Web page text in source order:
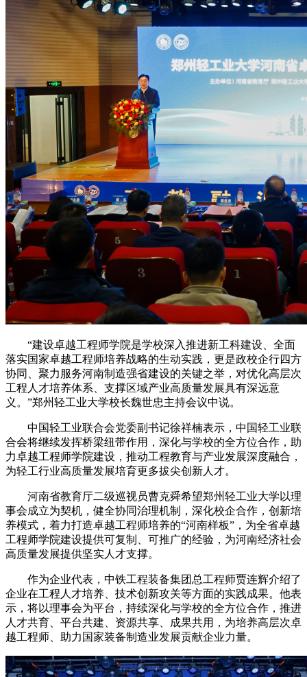
“建设卓越工程师学院是学校深入推进新工科建设、全面
落实国家卓越工程师培养战略的生动实践，更是政校企行四方
协同、聚力服务河南制造强省建设的关键之举，对优化高层次
工程人才培养体系、支撑区域产业高质量发展具有深远意
义。”郑州轻工业大学校长魏世忠主持会议中说。
中国轻工业联合会党委副书记徐祥楠表示，中国轻工业联
合会将继续发挥桥梁纽带作用，深化与学校的全方位合作，助
力卓越工程师学院建设，推动工程教育与产业发展深度融合，
为轻工行业高质量发展培育更多拔尖创新人才。
河南省教育厅二级巡视员曹克舜希望郑州轻工业大学以理
事会成立为契机，健全协同治理机制，深化校企合作，创新培
养模式，着力打造卓越工程师培养的“河南样板”，为全省卓越
工程师学院建设提供可复制、可推广的经验，为河南经济社会
高质量发展提供坚实人才支撑。
作为企业代表，中铁工程装备集团总工程师贾连辉介绍了
企业在工程人才培养、技术创新攻关等方面的实践成果。他表
示，将以理事会为平台，持续深化与学校的全方位合作，推进
人才共育、平台共建、资源共享、成果共用，为培养高层次卓
越工程师、助力国家装备制造业发展贡献企业力量。